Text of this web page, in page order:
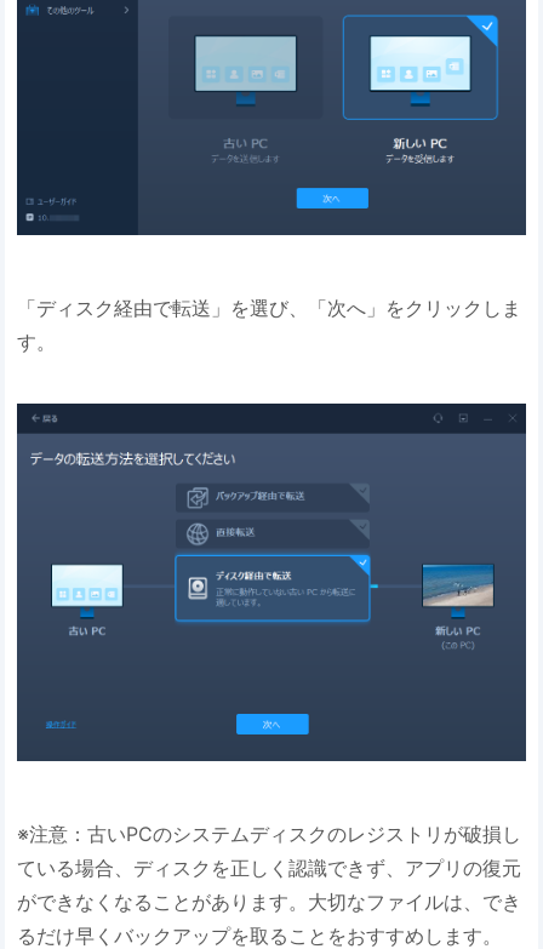
「ディスク経由で転送」を選び、「次へ」をクリックしま
す。
※注意：古いPCのシステムディスクのレジストリが破損し
ている場合、ディスクを正しく認識できず、アプリの復元
ができなくなることがあります。大切なファイルは、でき
るだけ早くバックアップを取ることをおすすめします。